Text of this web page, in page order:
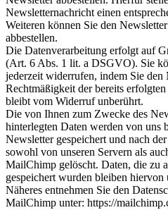
Newsletternachricht einen
Weiteren können Sie den
abbestellen.
Die Datenverarbeitung erfolgt auf
(Art. 6 Abs. 1 lit. a DSGVO). Sie
jederzeit widerrufen, indem Sie den
Rechtmäßigkeit der bereits
bleibt vom Widerruf unberührt.
Die von Ihnen zum Zwecke des
hinterlegten Daten werden von uns
Newsletter gespeichert und nach
sowohl von unseren Servern als
MailChimp gelöscht. Daten, die zu
gespeichert wurden bleiben hiervon
Näheres entnehmen Sie den
MailChimp unter: https://